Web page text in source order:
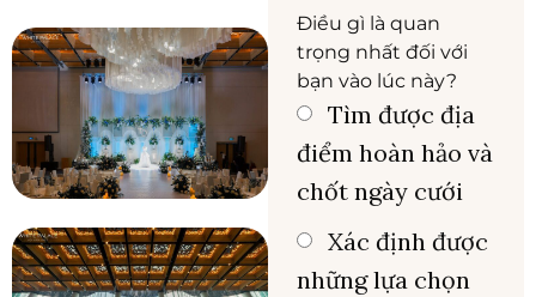
Điều gì là quan
trọng nhất đối với
bạn vào lúc này?
Tìm được địa
điểm hoàn hảo và
chốt ngày cưới
Xác định được
những lựa chọn